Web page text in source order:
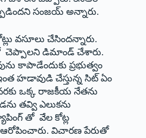
సంజయ్‌ అన్నారు.
వసూలు చేసిందన్నారు.
చెప్పాలని డిమాండ్‌ ‌చేశారు.
కాపాడేందుకు ప్రభుత్వం
హడావుడి చేస్తున్న సిట్‌ ఏం
ఒక్క రాజకీయ నేతను
తవ్వి ఎలుకను
‌తో వేల కోట్ల
విచారణ పేరుతో